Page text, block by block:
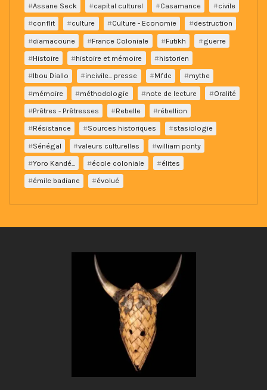
Assane Seck
capital culturel Casamance
civile
conflit
culture Culture - Economie
destruction
diamacoune
France Coloniale Futikh
guerre
Histoire
histoire et mémoire
historien
Ibou Diallo
incivile... presse Mfdc
mythe
mémoire
méthodologie note de lecture
Oralité
Prêtres - Prêtresses
Rebelle
rébellion
Résistance
Sources historiques
stasiologie
Sénégal
valeurs culturelles
william ponty
Yoro Kandé...
école coloniale
élites
émile badiane
évolué